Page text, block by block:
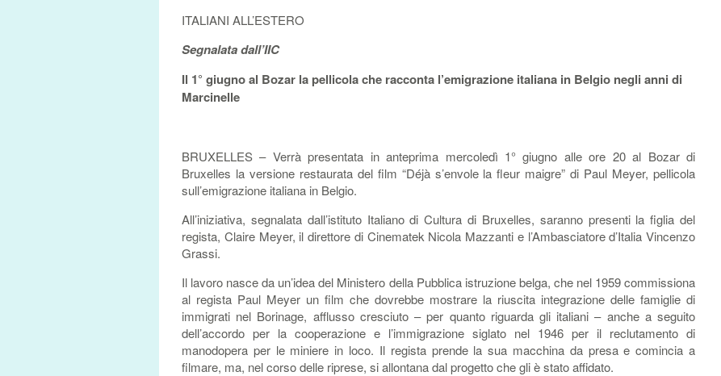
ITALIANI ALL’ESTERO
Segnalata dall’IIC
Il 1° giugno al Bozar la pellicola che racconta l’emigrazione italiana in Belgio negli anni di
Marcinelle
BRUXELLES – Verrà presentata in anteprima mercoledì 1° giugno alle ore 20 al Bozar di
Bruxelles la versione restaurata del film “Déjà s’envole la fleur maigre” di Paul Meyer, pellicola
sull’emigrazione italiana in Belgio.
All’iniziativa, segnalata dall’istituto Italiano di Cultura di Bruxelles, saranno presenti la figlia del
regista, Claire Meyer, il direttore di Cinematek Nicola Mazzanti e l’Ambasciatore d’Italia Vincenzo
Grassi.
Il lavoro nasce da un’idea del Ministero della Pubblica istruzione belga, che nel 1959 commissiona
al regista Paul Meyer un film che dovrebbe mostrare la riuscita integrazione delle famiglie di
immigrati nel Borinage, afflusso cresciuto – per quanto riguarda gli italiani – anche a seguito
dell’accordo per la cooperazione e l’immigrazione siglato nel 1946 per il reclutamento di
manodopera per le miniere in loco. Il regista prende la sua macchina da presa e comincia a
filmare, ma, nel corso delle riprese, si allontana dal progetto che gli è stato affidato.